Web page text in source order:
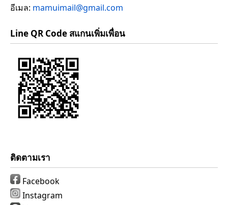
อีเมล: mamuimail@gmail.com
Line QR Code สแกนเพิ่มเพื่อน
ติดตามเรา
Facebook
Instagram